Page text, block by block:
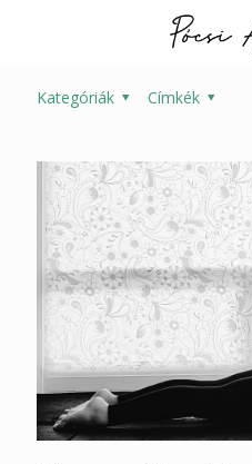
Kategóriák Címkék